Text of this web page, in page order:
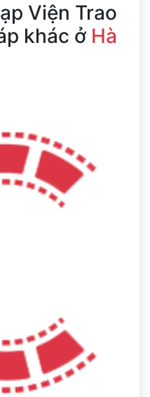
Viện Trao
khác ở Hà